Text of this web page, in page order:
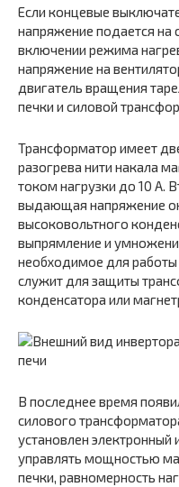
Если концевые
напряжение подается на
включении режима
напряжение на
двигатель вращения
печки и силовой
Трансформатор имеет
разогрева нити накала
током нагрузки до 10 А.
выдающая напряжение
высоковольтного
выпрямление и
необходимое для
служит для защиты
конденсатора или
В последнее время
силового
установлен
управлять мощностью
печки, равномерность